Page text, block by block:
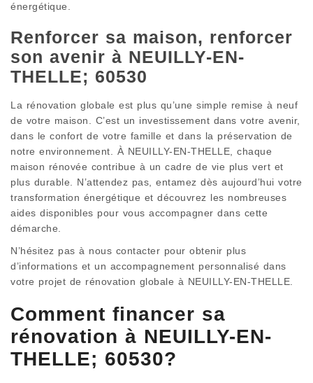
énergétique.
Renforcer sa maison, renforcer
son avenir à NEUILLY-EN-
THELLE; 60530
La rénovation globale est plus qu’une simple remise à neuf
de votre maison. C’est un investissement dans votre avenir,
dans le confort de votre famille et dans la préservation de
notre environnement. À NEUILLY-EN-THELLE, chaque
maison rénovée contribue à un cadre de vie plus vert et
plus durable. N’attendez pas, entamez dès aujourd’hui votre
transformation énergétique et découvrez les nombreuses
aides disponibles pour vous accompagner dans cette
démarche.
N’hésitez pas à nous contacter pour obtenir plus
d’informations et un accompagnement personnalisé dans
votre projet de rénovation globale à NEUILLY-EN-THELLE.
Comment financer sa
rénovation à NEUILLY-EN-
THELLE; 60530?